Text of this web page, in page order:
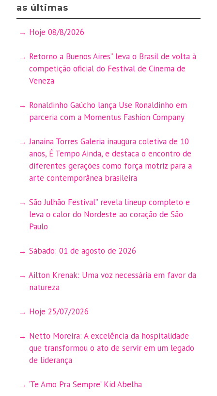
as últimas
Hoje 08/8/2026
Retorno a Buenos Aires” leva o Brasil de volta à
competição oficial do Festival de Cinema de
Veneza
Ronaldinho Gaúcho lança Use Ronaldinho em
parceria com a Momentus Fashion Company
Janaina Torres Galeria inaugura coletiva de 10
anos, É Tempo Ainda, e destaca o encontro de
diferentes gerações como força motriz para a
arte contemporânea brasileira
São Julhão Festival” revela lineup completo e
leva o calor do Nordeste ao coração de São
Paulo
Sábado: 01 de agosto de 2026
Ailton Krenak: Uma voz necessária em favor da
natureza
Hoje 25/07/2026
Netto Moreira: A excelência da hospitalidade
que transformou o ato de servir em um legado
de liderança
‘Te Amo Pra Sempre’ Kid Abelha